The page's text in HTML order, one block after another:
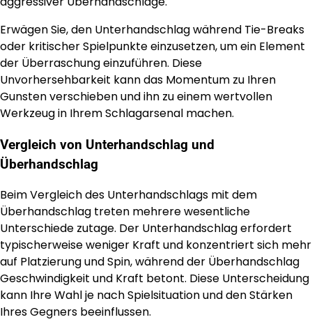
Erwägen Sie, den Unterhandschlag während Tie-Breaks
oder kritischer Spielpunkte einzusetzen, um ein Element
der Überraschung einzuführen. Diese
Unvorhersehbarkeit kann das Momentum zu Ihren
Gunsten verschieben und ihn zu einem wertvollen
Werkzeug in Ihrem Schlagarsenal machen.
Vergleich von Unterhandschlag und
Überhandschlag
Beim Vergleich des Unterhandschlags mit dem
Überhandschlag treten mehrere wesentliche
Unterschiede zutage. Der Unterhandschlag erfordert
typischerweise weniger Kraft und konzentriert sich mehr
auf Platzierung und Spin, während der Überhandschlag
Geschwindigkeit und Kraft betont. Diese Unterscheidung
kann Ihre Wahl je nach Spielsituation und den Stärken
Ihres Gegners beeinflussen.